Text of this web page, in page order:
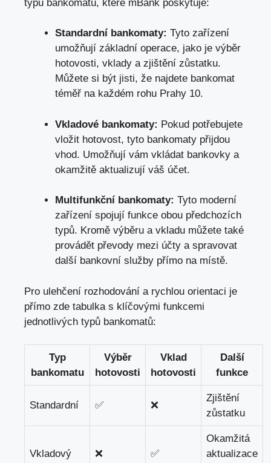
typů bankomatů, které mBank poskytuje:
Standardní bankomaty: Tyto zařízení
umožňují základní operace, jako je výběr
hotovosti, vklady a zjištění zůstatku.
Můžete si být jisti, že najdete bankomat
téměř na každém rohu Prahy 10.
Vkladové bankomaty: Pokud potřebujete
vložit hotovost, tyto bankomaty přijdou
vhod. Umožňují vám vkládat bankovky a
okamžitě aktualizují váš účet.
Multifunkční bankomaty: Tyto moderní
zařízení spojují funkce obou předchozích
typů. Kromě výběru a vkladu můžete také
provádět převody mezi účty a spravovat
další bankovní služby přímo na místě.
Pro ulehčení rozhodování a rychlou orientaci je
přímo zde tabulka s klíčovými funkcemi
jednotlivých typů bankomatů:
Typ
bankomatu
Výběr
hotovosti
Vklad
hotovosti
Další
funkce
Standardní ✅ ❌
Zjištění
zůstatku
Vkladový ❌ ✅
Okamžitá
aktualizace